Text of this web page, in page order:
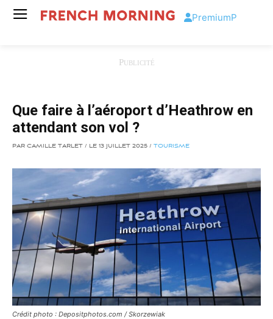
PremiumP
Que faire à l’aéroport d’Heathrow en
attendant son vol ?
PAR CAMILLE TARLET / LE 13 JUILLET 2025 / TOURISME
Crédit photo : Depositphotos.com / Skorzewiak